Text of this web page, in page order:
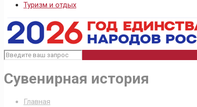
Туризм и отдых
Сувенирная история
Главная